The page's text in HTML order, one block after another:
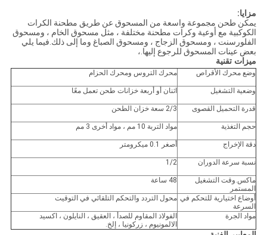
مزايا:
يمكن طحن مجموعة واسعة من المسحوق عن طريق مطحنة الكرات
الكوكبية مع أوعية وكرات مطحنة مختلفة ، مثل مسحوق الخام ، ومسحوق
الفلورسنت ، ومسحوق الزجاج ، ومسحوق الصباغ وما إلى ذلك.فيما يلي
بعض عينات المسحوق للرجوع إليها.،
ميزات تقنية
وضع محرك الأقراص محرك التروس ومحرك الحزام
وضعية التشغيل اثنان أو أربعة خزانات طحن تعمل معًا
قدرة التحميل القصوى 2/3 سعة خزان الطحن
حجم التغذية مواد التربة 10 مم ، مواد أخرى 3 مم
دقة الإخراج أصغر 0.1 ميكرومتر
نسبة سرعة الدوران 1/2
ماكس.وقت التشغيل
المستمر
48 ساعة
أوضاع اختيارية للتحكم في
السرعة
محول التردد والتحكم التلقائي في التوقيت
مواد الجرة
الفولاذ المقاوم للصدأ ، العقيق ، النايلون ، اكسيد
الالمونيوم ، زركونيا ، إلخ.